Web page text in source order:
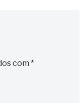
com *